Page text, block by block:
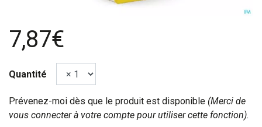
7,87€
Quantité
Prévenez-moi dès que le produit est disponible (Merci de
vous connecter à votre compte pour utiliser cette fonction).